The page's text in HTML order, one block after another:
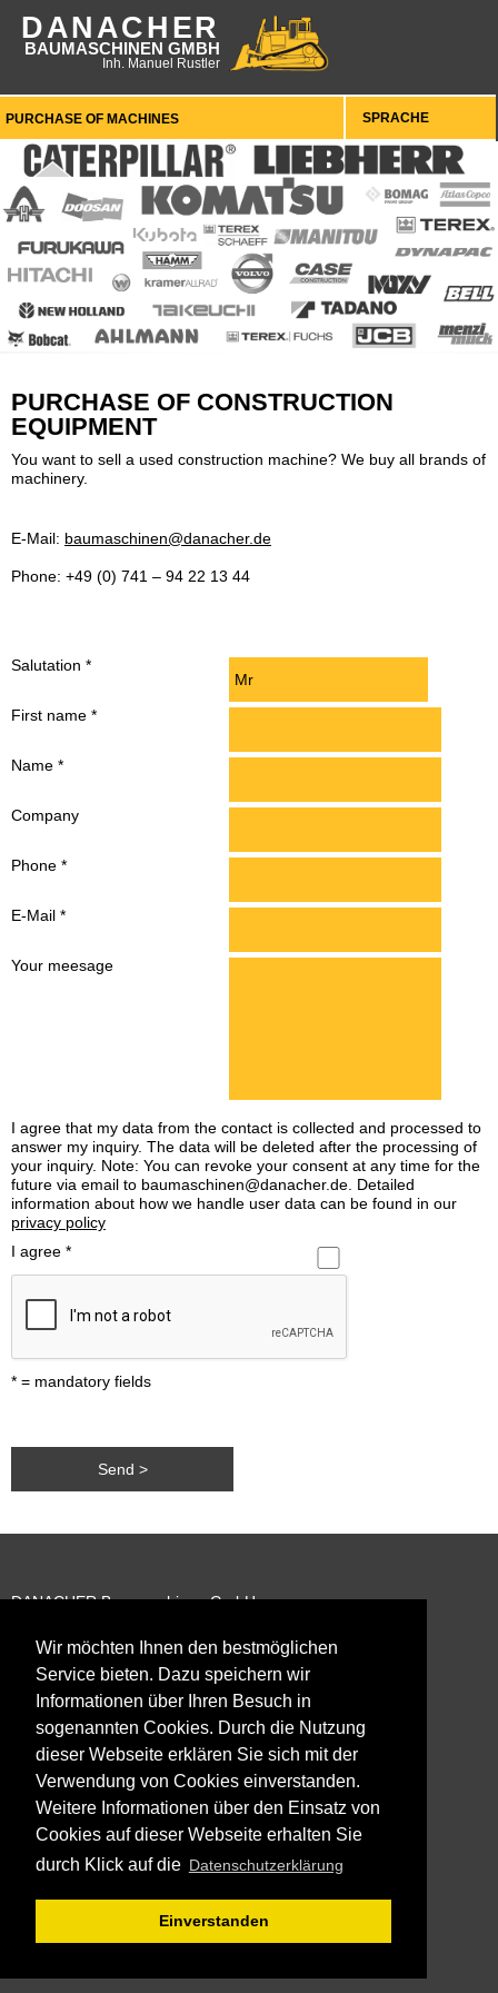
Wir möchten Ihnen den bestmöglichen
Service bieten. Dazu speichern wir
Informationen über Ihren Besuch in
sogenannten Cookies. Durch die Nutzung
dieser Webseite erklären Sie sich mit der
Verwendung von Cookies einverstanden.
Weitere Informationen über den Einsatz von
Cookies auf dieser Webseite erhalten Sie
durch Klick auf die Datenschutzerklärung
Einverstanden
DANACHER
BAUMASCHINEN GMBH
Inh. Manuel Rustler
SPRACHE
PURCHASE OF CONSTRUCTION
EQUIPMENT
You want to sell a used construction machine? We buy all brands of
machinery.
E-Mail: baumaschinen@danacher.de
Phone: +49 (0) 741 – 94 22 13 44
Salutation *
First name *
Name *
Company
Phone *
E-Mail *
Your meesage
I agree that my data from the contact is collected and processed to
answer my inquiry. The data will be deleted after the processing of
your inquiry. Note: You can revoke your consent at any time for the
future via email to baumaschinen@danacher.de. Detailed
information about how we handle user data can be found in our
privacy policy
I agree *
* = mandatory fields
Send >
DANACHER Baumaschinen GmbH
78658 Zimmern ob Rottweil
Tel:+49 (0) 741 – 94 22 13 44
Mail:baumaschinen@danacher.de
IMPRINT | TERMS & CONDITIONS | PRIVACY POLICY
www.mietpark-danacher.de
© 2026 Danacher Baumaschinen GmbH